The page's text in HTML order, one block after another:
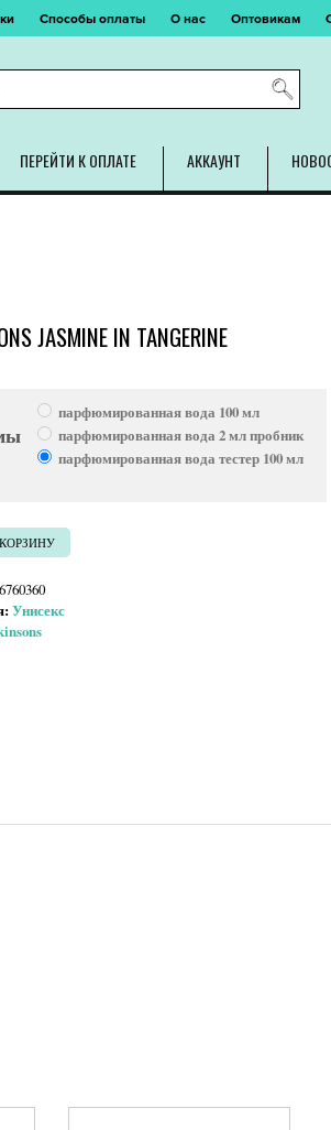
Способы оплаты О нас Оптовикам
ПЕРЕЙТИ К ОПЛАТЕ АККАУНТ
JASMINE IN TANGERINE
парфюмированная вода 100 мл
парфюмированная вода 2 мл пробник
парфюмированная вода тестер 100 мл
товара Atkinsons Jasmine In Tangerine
6760360
Унисекс